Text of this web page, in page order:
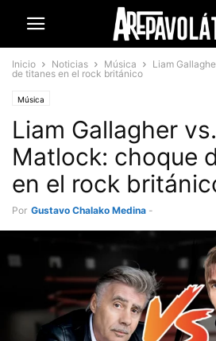
Inicio Noticias Música
Liam
de titanes en el rock británico
Música
Liam Gallagher
Matlock: choque
en el rock
Por Gustavo Chalako Medina -